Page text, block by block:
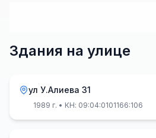
Здания на улице
ул У.Алиева 31
1989 г. • КН: 09:04:0101166:106